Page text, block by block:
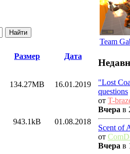
Размер Дата
134.27MB 16.01.2019
943.1kB 01.08.2018
Team
"Lost
questions
от T-
Вчера в
Scent of
от
Вчера в